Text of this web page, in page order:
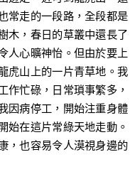
常走的一段路，全段都是
木，春日的草叢中還長了
人心曠神怡。但由於要上
虎山上的一片青草地。我
作忙碌，日常瑣事繁多，
因病停工，開始注重身體
始在這片常綠天地走動。
，也容易令人漠視身邊的